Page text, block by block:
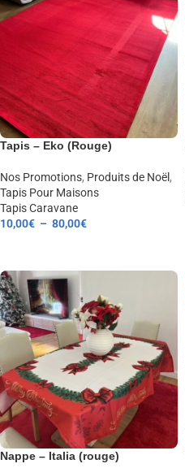
Tapis – Eko (Rouge)
Nos Promotions, Produits de Noël ,
Tapis Pour Maisons
Tapis Caravane
10,00€ – 80,00€
Nappe – Italia (rouge)